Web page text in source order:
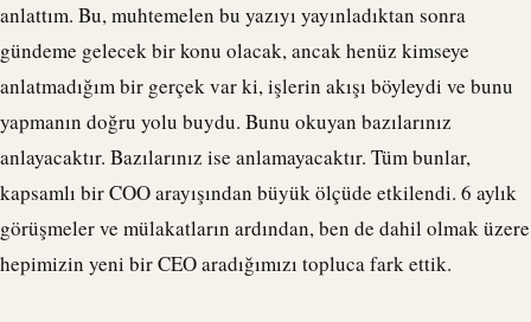
anlattım. Bu, muhtemelen bu yazıyı yayınladıktan sonra
gündeme gelecek bir konu olacak, ancak henüz kimseye
anlatmadığım bir gerçek var ki, işlerin akışı böyleydi ve bunu
yapmanın doğru yolu buydu. Bunu okuyan bazılarınız
anlayacaktır. Bazılarınız ise anlamayacaktır. Tüm bunlar,
kapsamlı bir COO arayışından büyük ölçüde etkilendi. 6 aylık
görüşmeler ve mülakatların ardından, ben de dahil olmak üzere
hepimizin yeni bir CEO aradığımızı topluca fark ettik.